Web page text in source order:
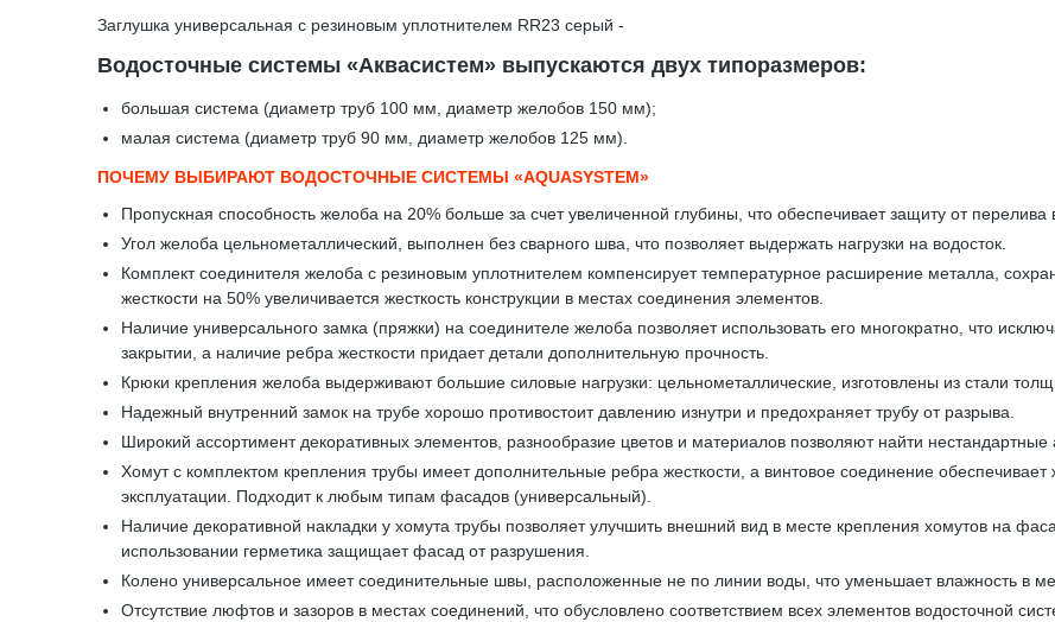
Заглушка универсальная с резиновым уплотнителем RR23 серый -
Водосточные системы «Аквасистем» выпускаются двух типоразмеров:
большая система (диаметр труб 100 мм, диаметр желобов 150 мм);
малая система (диаметр труб 90 мм, диаметр желобов 125 мм).
ПОЧЕМУ ВЫБИРАЮТ ВОДОСТОЧНЫЕ СИСТЕМЫ «AQUASYSTEM»
Пропускная способность желоба на 20% больше за счет увеличенной глубины, что обеспечивает защиту от
Угол желоба цельнометаллический, выполнен без сварного шва, что позволяет выдержать нагрузки на водосток.
Комплект соединителя желоба с резиновым уплотнителем компенсирует температурное расширение металла,
жесткости на 50% увеличивается жесткость конструкции в местах соединения элементов.
Наличие универсального замка (пряжки) на соединителе желоба позволяет использовать его многократно, что
закрытии, а наличие ребра жесткости придает детали дополнительную прочность.
Крюки крепления желоба выдерживают большие силовые нагрузки: цельнометаллические, изготовлены из стали
Надежный внутренний замок на трубе хорошо противостоит давлению изнутри и предохраняет трубу от разрыва.
Широкий ассортимент декоративных элементов, разнообразие цветов и материалов позволяют найти нестандартные
Хомут с комплектом крепления трубы имеет дополнительные ребра жесткости, а винтовое соединение обеспечивает
эксплуатации. Подходит к любым типам фасадов (универсальный).
Наличие декоративной накладки у хомута трубы позволяет улучшить внешний вид в месте крепления хомутов на
использовании герметика защищает фасад от разрушения.
Колено универсальное имеет соединительные швы, расположенные не по линии воды, что уменьшает влажность в
Отсутствие люфтов и зазоров в местах соединений, что обусловлено соответствием всех элементов водосточной